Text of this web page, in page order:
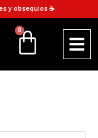
y obsequios ☕
0